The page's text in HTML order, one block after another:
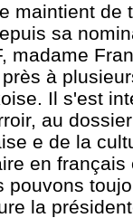
maintient de
sa
madame
à
Il s'est
au
e de la
en
pouvons
la